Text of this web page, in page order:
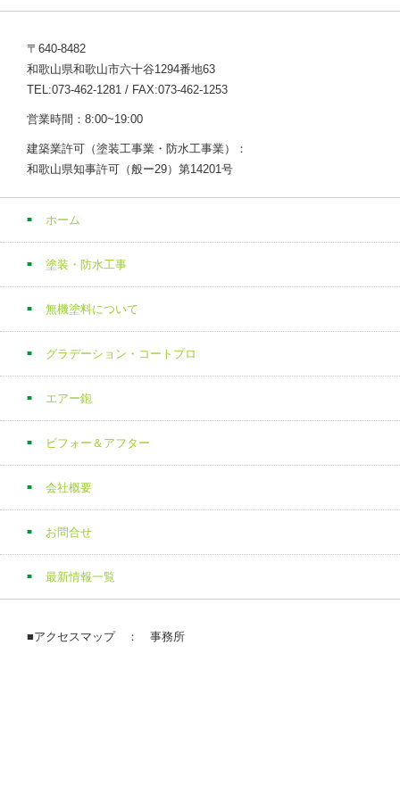
〒640-8482
和歌山県和歌山市六十谷1294番地63
TEL:073-462-1281 / FAX:073-462-1253
営業時間：8:00~19:00
建築業許可（塗装工事業・防水工事業）：
和歌山県知事許可（般ー29）第14201号
ホーム
塗装・防水工事
無機塗料について
グラデーション・コートプロ
エアー鉋
ビフォー＆アフター
会社概要
お問合せ
最新情報一覧
■アクセスマップ ： 事務所